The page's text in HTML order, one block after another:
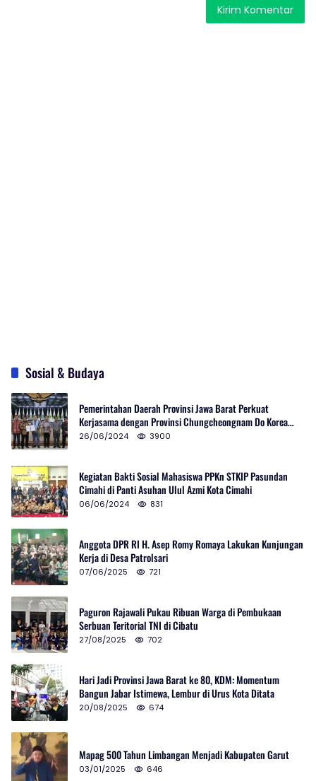
Sosial & Budaya
Pemerintahan Daerah Provinsi Jawa Barat Perkuat
Kerjasama dengan Provinsi Chungcheongnam Do Korea
Selatan
26/06/2024 3900
Kegiatan Bakti Sosial Mahasiswa PPKn STKIP Pasundan
Cimahi di Panti Asuhan Ulul Azmi Kota Cimahi
06/06/2024 831
Anggota DPR RI H. Asep Romy Romaya Lakukan Kunjungan
Kerja di Desa Patrolsari
07/06/2025 721
Paguron Rajawali Pukau Ribuan Warga di Pembukaan
Serbuan Teritorial TNI di Cibatu
27/08/2025 702
Hari Jadi Provinsi Jawa Barat ke 80, KDM: Momentum
Bangun Jabar Istimewa, Lembur di Urus Kota Ditata
20/08/2025 674
Mapag 500 Tahun Limbangan Menjadi Kabupaten Garut
03/01/2025 646